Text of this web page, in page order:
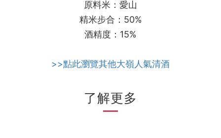
原料米：愛山
精米步合：50%
酒精度：15%
>>點此瀏覽其他大嶺人氣清酒
了解更多